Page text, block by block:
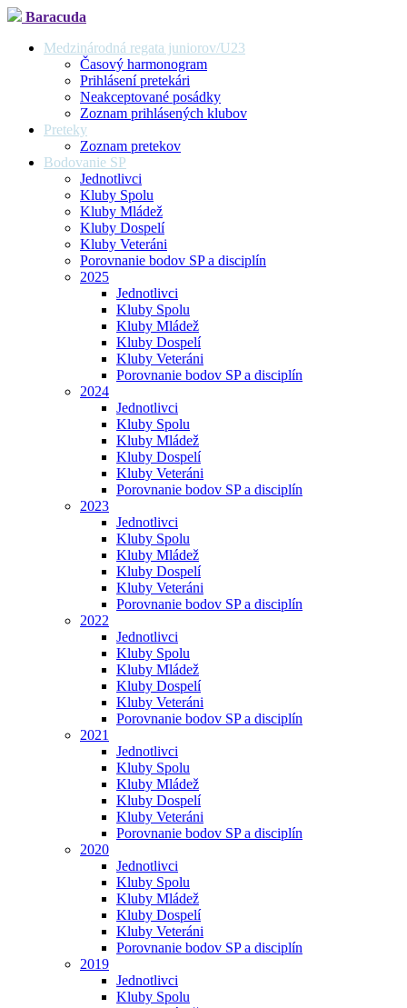
Baracuda
Medzinárodná regata juniorov/U23
Časový harmonogram
Prihlásení pretekári
Neakceptované posádky
Zoznam prihlásených klubov
Preteky
Zoznam pretekov
Bodovanie SP
Jednotlivci
Kluby Spolu
Kluby Mládež
Kluby Dospelí
Kluby Veteráni
Porovnanie bodov SP a disciplín
2025
Jednotlivci
Kluby Spolu
Kluby Mládež
Kluby Dospelí
Kluby Veteráni
Porovnanie bodov SP a disciplín
2024
Jednotlivci
Kluby Spolu
Kluby Mládež
Kluby Dospelí
Kluby Veteráni
Porovnanie bodov SP a disciplín
2023
Jednotlivci
Kluby Spolu
Kluby Mládež
Kluby Dospelí
Kluby Veteráni
Porovnanie bodov SP a disciplín
2022
Jednotlivci
Kluby Spolu
Kluby Mládež
Kluby Dospelí
Kluby Veteráni
Porovnanie bodov SP a disciplín
2021
Jednotlivci
Kluby Spolu
Kluby Mládež
Kluby Dospelí
Kluby Veteráni
Porovnanie bodov SP a disciplín
2020
Jednotlivci
Kluby Spolu
Kluby Mládež
Kluby Dospelí
Kluby Veteráni
Porovnanie bodov SP a disciplín
2019
Jednotlivci
Kluby Spolu